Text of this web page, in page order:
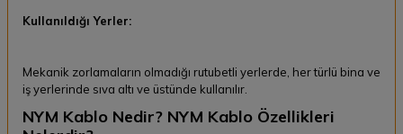
Kullanıldığı Yerler:
Mekanik zorlamaların olmadığı rutubetli yerlerde, her türlü bina ve
iş yerlerinde sıva altı ve üstünde kullanılır.
NYM Kablo Nedir? NYM Kablo Özellikleri